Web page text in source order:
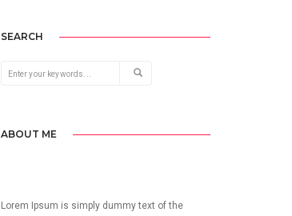
SEARCH
ABOUT ME
Lorem Ipsum is simply dummy text of the